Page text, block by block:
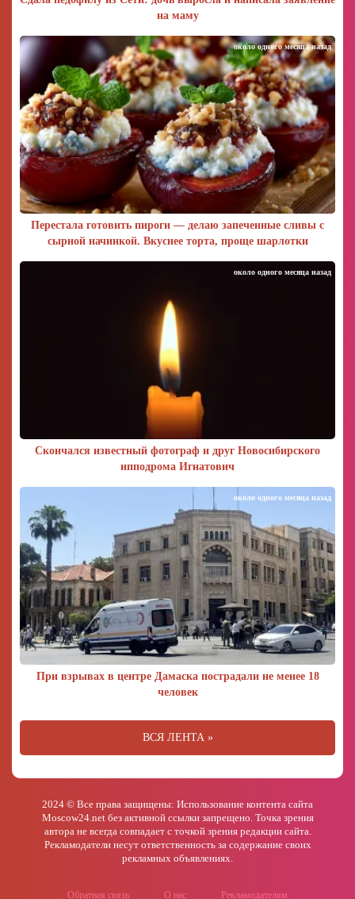
на маму
Перестала готовить пироги — делаю запеченные сливы с
сырной начинкой. Вкуснее торта, проще шарлотки
около одного месяца назад
Скончался известный фотограф и друг Новосибирского
ипподрома Игнатович
около одного месяца назад
При взрывах в центре Дамаска пострадали не менее 18
человек
около одного месяца назад
ВСЯ ЛЕНТА »
2024 © Все права защищены: Использование контента сайта
Moscow24.net без активной ссылки запрещено. Точка зрения
автора не всегда совпадает с точкой зрения редакции сайта.
Рекламодатели несут ответственность за содержание своих
рекламных объявлениях.
Обратная связь О нас Рекламодателям